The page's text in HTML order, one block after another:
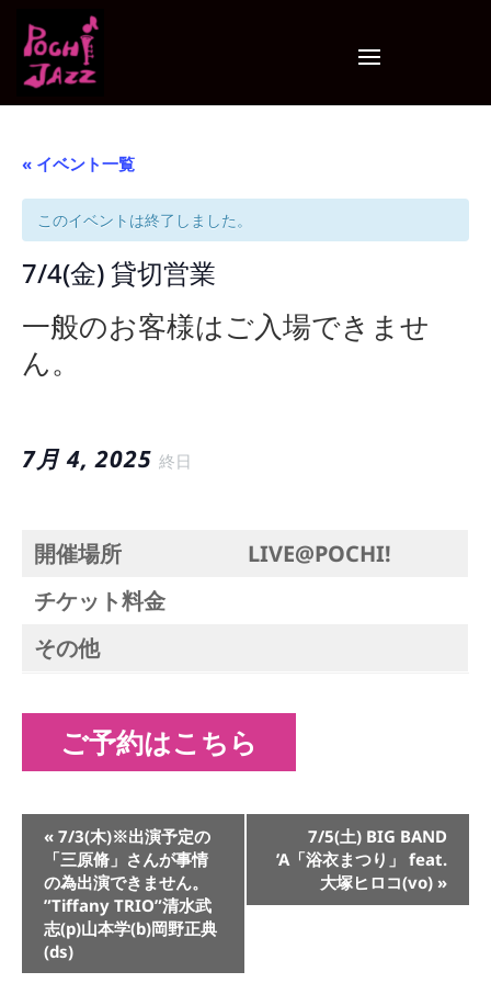
« イベント一覧
このイベントは終了しました。
7/4(金) 貸切営業
一般のお客様はご入場できませ
ん。
7月 4, 2025 終日
開催場所
LIVE@POCHI!
チケット料金
その他
ご予約はこちら
イ
ベ
ン
ト
ナ
ビ
ゲ
« 7/3(木)※出演予定の
「三原脩」さんが事情
の為出演できません。
”Tiffany TRIO”清水武
志(p)山本学(b)岡野正典
(ds)
7/5(土) BIG BAND
’A「浴衣まつり」 feat.
大塚ヒロコ(vo) »